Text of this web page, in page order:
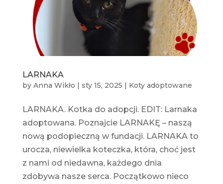
LARNAKA
by Anna Wikło | sty 15, 2025 | Koty adoptowane
LARNAKA. Kotka do adopcji. EDIT: Larnaka
adoptowana. Poznajcie LARNAKĘ – naszą
nową podopieczną w fundacji. LARNAKA to
urocza, niewielka koteczka, która, choć jest
z nami od niedawna, każdego dnia
zdobywa nasze serca. Początkowo nieco